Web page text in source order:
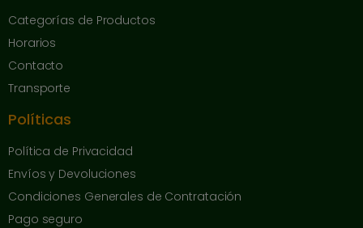
Categorías de Productos
Horarios
Contacto
Transporte
Políticas
Política de Privacidad
Envíos y Devoluciones
Condiciones Generales de Contratación
Pago seguro